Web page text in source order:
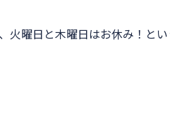
曜日と木曜日はお休み！とい